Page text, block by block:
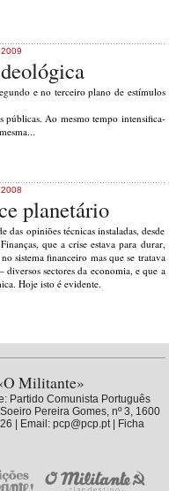
e no terceiro plano de estímulos
públicas. Ao mesmo tempo intensifica-
planetário
das opiniões técnicas instaladas, desde
que a crise estava para durar,
sistema financeiro mas que se tratava
sectores da economia, e que a
Hoje isto é evidente.
Militante»
Partido Comunista Português
Pereira Gomes, nº 3, 1600
| Email: pcp@pcp.pt |
Ficha